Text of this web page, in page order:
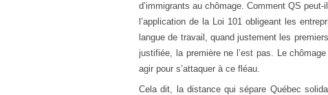
d’immigrants au chômage. Comment QS
l’application de la Loi 101 obligeant les
langue de travail, quand justement les
justifiée, la première ne l’est pas. Le
agir pour s’attaquer à ce fléau.
Cela dit, la distance qui sépare Québec